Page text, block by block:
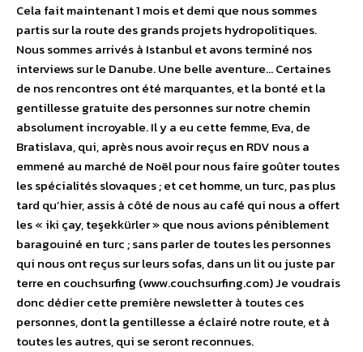
Cela fait maintenant 1 mois et demi que nous sommes
partis sur la route des grands projets hydropolitiques.
Nous sommes arrivés à Istanbul et avons terminé nos
interviews sur le Danube. Une belle aventure… Certaines
de nos rencontres ont été marquantes, et la bonté et la
gentillesse gratuite des personnes sur notre chemin
absolument incroyable. Il y a eu cette femme, Eva, de
Bratislava, qui, après nous avoir reçus en RDV nous a
emmené au marché de Noël pour nous faire goûter toutes
les spécialités slovaques ; et cet homme, un turc, pas plus
tard qu’hier, assis à côté de nous au café qui nous a offert
les « iki çay, teşekkürler » que nous avions péniblement
baragouiné en turc ; sans parler de toutes les personnes
qui nous ont reçus sur leurs sofas, dans un lit ou juste par
terre en couchsurfing (www.couchsurfing.com) Je voudrais
donc dédier cette première newsletter à toutes ces
personnes, dont la gentillesse a éclairé notre route, et à
toutes les autres, qui se seront reconnues.